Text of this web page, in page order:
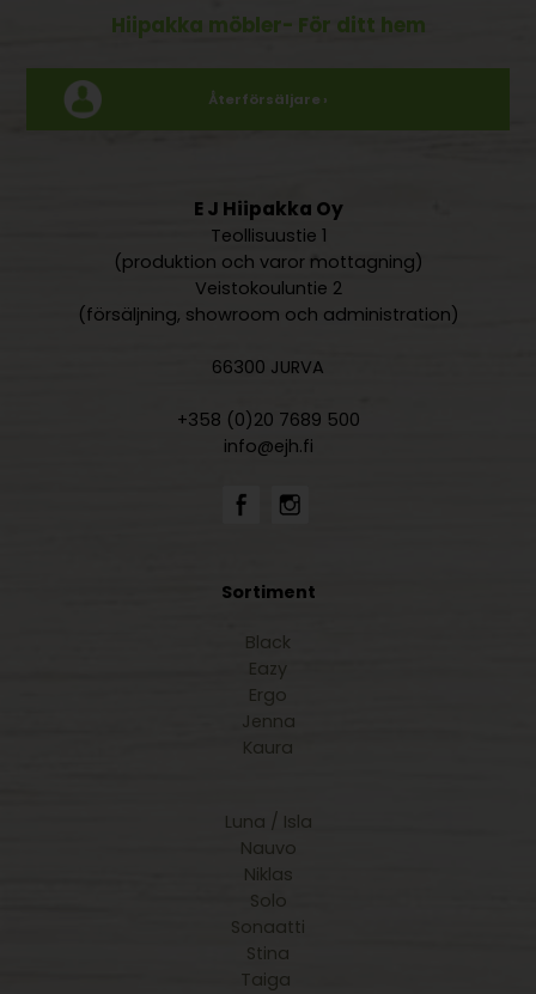
Hiipakka möbler- För ditt hem
Återförsäljare ›
E J Hiipakka Oy
Teollisuustie 1
(produktion och varor mottagning)
Veistokouluntie 2
(försäljning, showroom och administration)
66300 JURVA
+358 (0)20 7689 500
info@ejh.fi
Sortiment
Black
Eazy
Ergo
Jenna
Kaura
Luna / Isla
Nauvo
Niklas
Solo
Sonaatti
Stina
Taiga